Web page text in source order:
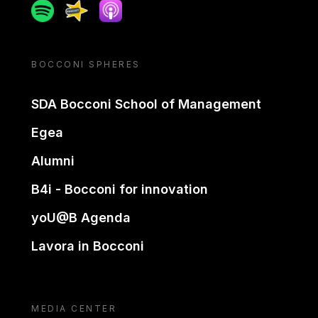
SpotifySpreakerApple podcast
BOCCONI SPHERES
SDA Bocconi School of Management
Egea
Alumni
B4i - Bocconi for innovation
yoU@B Agenda
Lavora in Bocconi
MEDIA CENTER